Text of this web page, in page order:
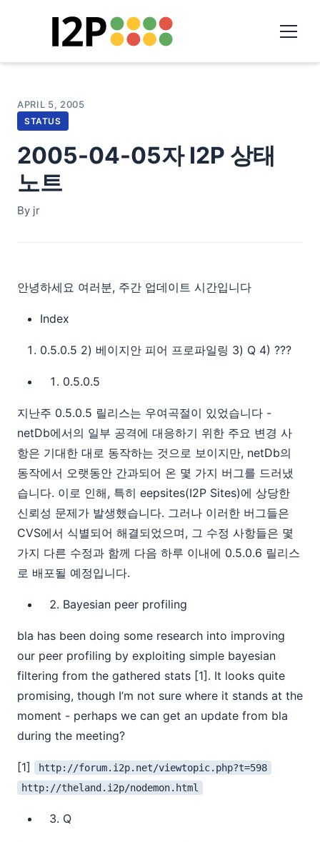
APRIL 5, 2005
STATUS
2005-04-05자 I2P 상태
노트
By jr
안녕하세요 여러분, 주간 업데이트 시간입니다
Index
0.5.0.5 2) 베이지안 피어 프로파일링 3) Q 4) ???
0.5.0.5
지난주 0.5.0.5 릴리스는 우여곡절이 있었습니다 -
netDb에서의 일부 공격에 대응하기 위한 주요 변경 사
항은 기대한 대로 동작하는 것으로 보이지만, netDb의
동작에서 오랫동안 간과되어 온 몇 가지 버그를 드러냈
습니다. 이로 인해, 특히 eepsites(I2P Sites)에 상당한
신뢰성 문제가 발생했습니다. 그러나 이러한 버그들은
CVS에서 식별되어 해결되었으며, 그 수정 사항들은 몇
가지 다른 수정과 함께 다음 하루 이내에 0.5.0.6 릴리스
로 배포될 예정입니다.
Bayesian peer profiling
bla has been doing some research into improving
our peer profiling by exploiting simple bayesian
filtering from the gathered stats [1]. It looks quite
promising, though I’m not sure where it stands at the
moment - perhaps we can get an update from bla
during the meeting?
[1]
http://forum.i2p.net/viewtopic.php?t=598
http://theland.i2p/nodemon.html
Q